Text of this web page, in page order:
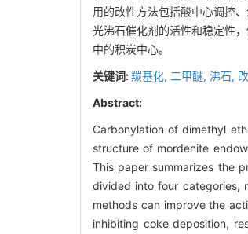
用的改性方法包括酸中心调控
光沸石催化剂的活性和稳定性
中的积炭中心。
关键词:羰基化, 二甲醚, 沸石,
Abstract:
Carbonylation of dimethyl
structure of mordenite
This paper summarizes the
divided into four categories,
methods can improve the
inhibiting coke deposition,